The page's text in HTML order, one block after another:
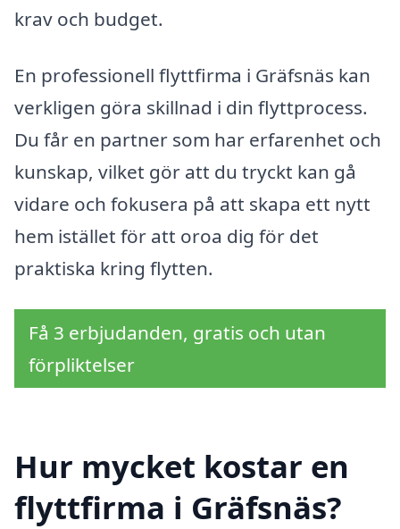
krav och budget.
En professionell flyttfirma i Gräfsnäs kan
verkligen göra skillnad i din flyttprocess.
Du får en partner som har erfarenhet och
kunskap, vilket gör att du tryckt kan gå
vidare och fokusera på att skapa ett nytt
hem istället för att oroa dig för det
praktiska kring flytten.
Få 3 erbjudanden, gratis och utan
förpliktelser
Hur mycket kostar en
flyttfirma i Gräfsnäs?